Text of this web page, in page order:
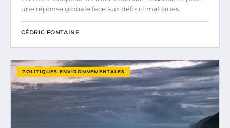
une réponse globale face aux défis climatiques.
CÉDRIC FONTAINE
POLITIQUES ENVIRONNEMENTALES